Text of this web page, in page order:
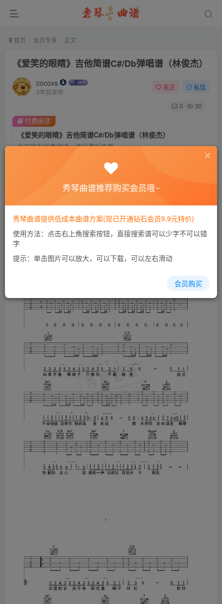
首页 会员专享 正文
《爱笑的眼睛》吉他简谱C#/Db弹唱谱（林俊杰）
cocoxs
3年前发布
关注 私信
0 30
《爱笑的眼睛》吉他简谱C#/Db弹唱谱（林俊杰）
此内容为付费阅读，请付费后查看
会员专属资源
黄金会员免费 钻石会员
开通会员
付费阅读
秀琴曲谱推荐购买会员哦~
秀琴曲谱提供低成本曲谱方案(现已开通钻石会员9.9元特价)
使用方法：点击右上角搜索按钮，直接搜索谱可以少字不可以错
字
提示：单击图片可以放大，可以下载，可以左右滑动
会员购买